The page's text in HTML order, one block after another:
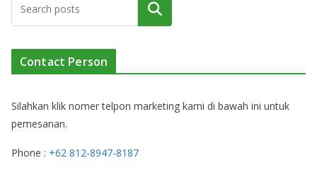
Cari
Contact Person
Silahkan klik nomer telpon marketing kami di bawah ini untuk
pemesanan.
Phone : +62 812-8947-8187